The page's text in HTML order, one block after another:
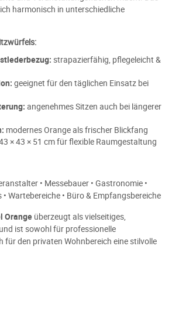
harmonisch in unterschiedliche
strapazierfähig, pflegeleicht &
geeignet für den täglichen Einsatz bei
angenehmes Sitzen auch bei längerer
modernes Orange als frischer Blickfang
× 43 × 51 cm für flexible Raumgestaltung
• Messebauer • Gastronomie •
Wartebereiche • Büro & Empfangsbereiche
Orange überzeugt als vielseitiges,
ist sowohl für professionelle
für den privaten Wohnbereich eine stilvolle